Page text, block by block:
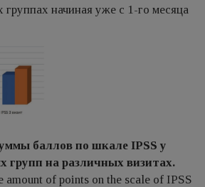
начиная уже с 1-го месяца
баллов по шкале IPSS у
групп на различных визитах.
amount of points on the scale of IPSS